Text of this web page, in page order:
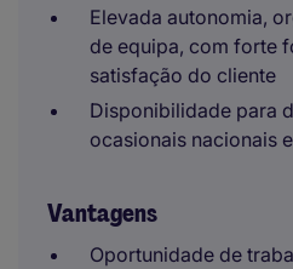
Elevada autonomia,
de equipa, com forte
satisfação do cliente
Disponibilidade para
ocasionais nacionais
Vantagens
Oportunidade de